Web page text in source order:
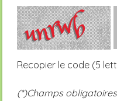
Recopier le code (5
(*)Champs obligatoires